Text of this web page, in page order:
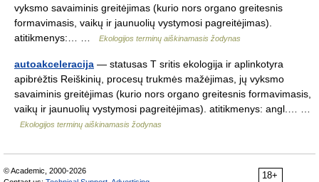
vyksmo savaiminis greitėjimas (kurio nors organo greitesnis
formavimasis, vaikų ir jaunuolių vystymosi pagreitėjimas).
atitikmenys:… …
Ekologijos terminų aiškinamasis žodynas
autoakceleracija — statusas T sritis ekologija ir aplinkotyra
apibrėžtis Reiškinių, procesų trukmės mažėjimas, jų vyksmo
savaiminis greitėjimas (kurio nors organo greitesnis formavimasis,
vaikų ir jaunuolių vystymosi pagreitėjimas). atitikmenys: angl.… …
Ekologijos terminų aiškinamasis žodynas
18+
© Academic, 2000-2026